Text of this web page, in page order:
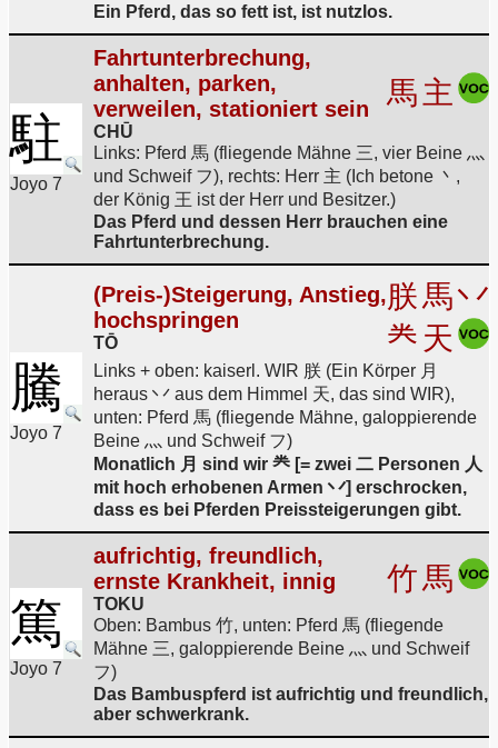
Ein Pferd, das so fett ist, ist nutzlos.
駐
Joyo 7
Fahrtunterbrechung,
anhalten, parken,
verweilen, stationiert sein
CHŪ
馬 主
Links: Pferd 馬 (fliegende Mähne 三, vier Beine 灬
und Schweif フ), rechts: Herr 主 (Ich betone 丶,
der König 王 ist der Herr und Besitzer.)
Das Pferd und dessen Herr brauchen eine
Fahrtunterbrechung.
騰
Joyo 7
(Preis-)Steigerung, Anstieg,
hochspringen
TŌ
朕馬丷
龹 天
Links + oben: kaiserl. WIR 朕 (Ein Körper 月
heraus 丷 aus dem Himmel 天, das sind WIR),
unten: Pferd 馬 (fliegende Mähne, galoppierende
Beine 灬 und Schweif フ)
Monatlich 月 sind wir 龹 [= zwei 二 Personen 人
mit hoch erhobenen Armen 丷] erschrocken,
dass es bei Pferden Preissteigerungen gibt.
篤
Joyo 7
aufrichtig, freundlich,
ernste Krankheit, innig
TOKU
竹馬
Oben: Bambus 竹, unten: Pferd 馬 (fliegende
Mähne 三, galoppierende Beine 灬 und Schweif
フ)
Das Bambuspferd ist aufrichtig und freundlich,
aber schwerkrank.